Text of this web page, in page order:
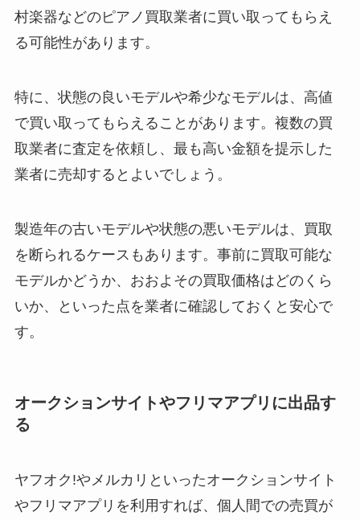
村楽器などのピアノ買取業者に買い取ってもらえ
る可能性があります。
特に、状態の良いモデルや希少なモデルは、高値
で買い取ってもらえることがあります。複数の買
取業者に査定を依頼し、最も高い金額を提示した
業者に売却するとよいでしょう。
製造年の古いモデルや状態の悪いモデルは、買取
を断られるケースもあります。事前に買取可能な
モデルかどうか、おおよその買取価格はどのくら
いか、といった点を業者に確認しておくと安心で
す。
オークションサイトやフリマアプリに出品す
る
ヤフオク!やメルカリといったオークションサイト
やフリマアプリを利用すれば、個人間での売買が